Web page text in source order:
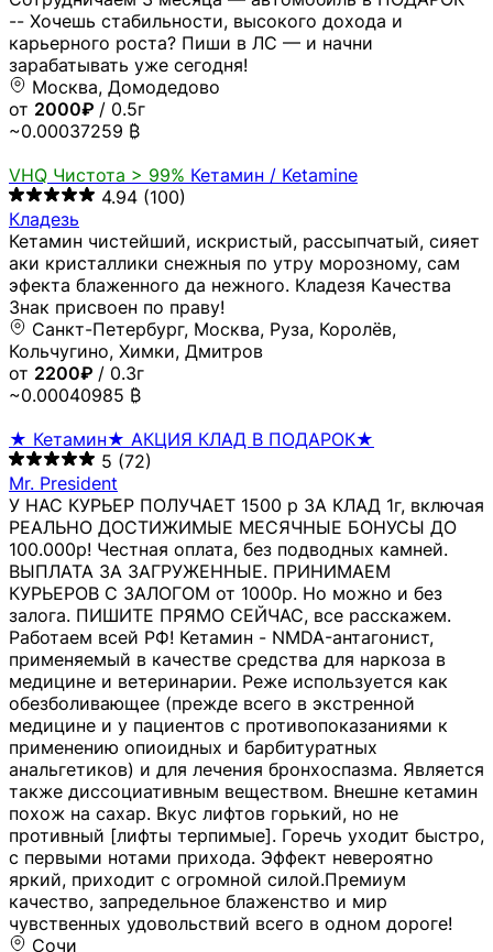
-- Хочешь стабильности, высокого дохода и
карьерного роста? Пиши в ЛС — и начни
зарабатывать уже сегодня!
Москва, Домодедово
от 2000₽ / 0.5г
~0.00037259 ₿
VHQ Чистота > 99% Кетамин / Ketamine
4.94 (100)
Кладезь
Кетамин чистейший, искристый, рассыпчатый, сияет
аки кристаллики снежныя по утру морозному, сам
эфекта блаженного да нежного. Кладезя Качества
Знак присвоен по праву!
Санкт-Петербург, Москва, Руза, Королёв,
Кольчугино, Химки, Дмитров
от 2200₽ / 0.3г
~0.00040985 ₿
★ Кетамин★ АКЦИЯ КЛАД В ПОДАРОК★
5 (72)
Mr. President
У НАС КУРЬЕР ПОЛУЧАЕТ 1500 р ЗА КЛАД 1г, включая
РЕАЛЬНО ДОСТИЖИМЫЕ МЕСЯЧНЫЕ БОНУСЫ ДО
100.000р! Честная оплата, без подводных камней.
ВЫПЛАТА ЗА ЗАГРУЖЕННЫЕ. ПРИНИМАЕМ
КУРЬЕРОВ С ЗАЛОГОМ от 1000р. Но можно и без
залога. ПИШИТЕ ПРЯМО СЕЙЧАС, все расскажем.
Работаем всей РФ! Кетамин - NMDA-антагонист,
применяемый в качестве средства для наркоза в
медицине и ветеринарии. Реже используется как
обезболивающее (прежде всего в экстренной
медицине и у пациентов с противопоказаниями к
применению опиоидных и барбитуратных
анальгетиков) и для лечения бронхоспазма. Является
также диссоциативным веществом. Внешне кетамин
похож на сахар. Вкус лифтов горький, но не
противный [лифты терпимые]. Горечь уходит быстро,
с первыми нотами прихода. Эффект невероятно
яркий, приходит с огромной силой.Премиум
качество, запредельное блаженство и мир
чувственных удовольствий всего в одном дороге!
Сочи